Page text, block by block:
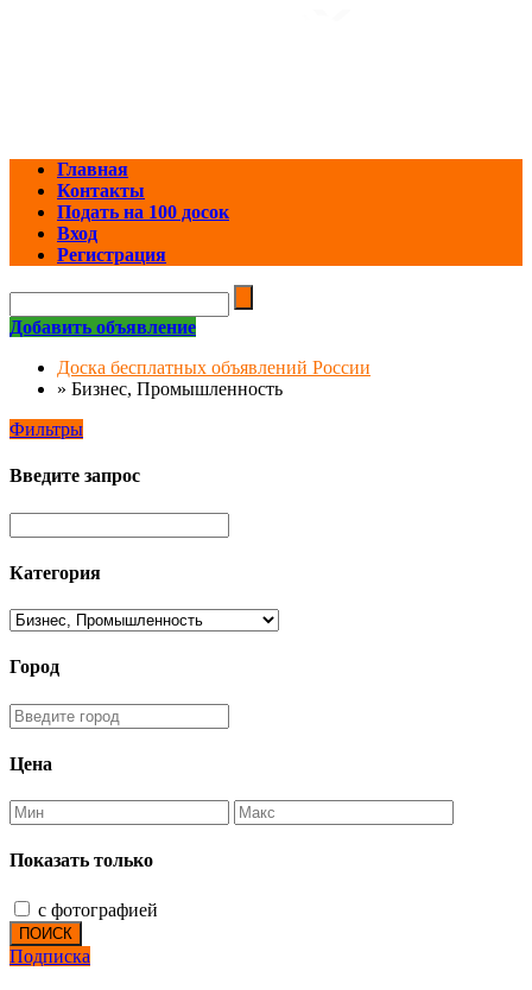
Главная
Контакты
Подать на 100 досок
Вход
Регистрация
Добавить объявление
Доска бесплатных объявлений России
» Бизнес, Промышленность
Фильтры
Введите запрос
Категория
Город
Цена
Показать только
с фотографией
ПОИСК
Подписка